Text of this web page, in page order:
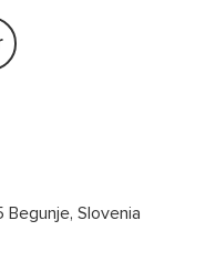
Begunje, Slovenia